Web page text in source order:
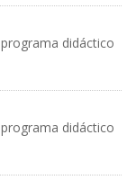
didáctico
didáctico